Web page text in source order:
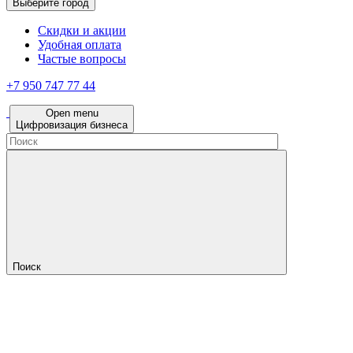
Выберите город
Скидки и акции
Удобная оплата
Частые вопросы
+7 950 747 77 44
Open menu
Цифровизация бизнеса
Поиск